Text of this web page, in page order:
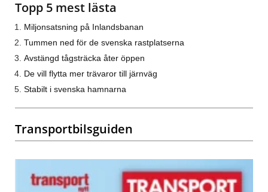
Topp 5 mest lästa
Miljonsatsning på Inlandsbanan
Tummen ned för de svenska rastplatserna
Avstängd tågsträcka åter öppen
De vill flytta mer trävaror till järnväg
Stabilt i svenska hamnarna
Transportbilsguiden